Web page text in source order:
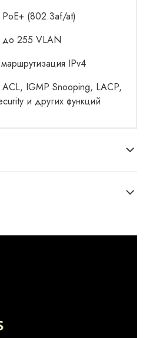
(802.3af/at)
255 VLAN
маршрутизация IPv4
IGMP Snooping, LACP,
и других функций